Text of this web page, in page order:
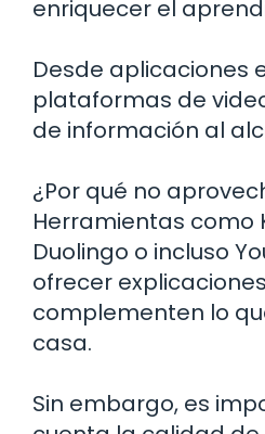
enriquecer el
Desde aplicaciones
plataformas de
de información al
¿Por qué no
Herramientas como
Duolingo o incluso
ofrecer
complementen lo
casa.
Sin embargo, es